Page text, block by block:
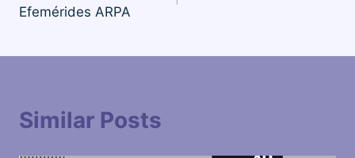
Efemérides ARPA
Similar Posts